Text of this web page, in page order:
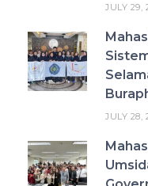
JULY 29,
JULY 28,